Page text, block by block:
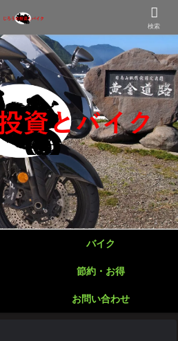
バイク
節約・お得
お問い合わせ
検索